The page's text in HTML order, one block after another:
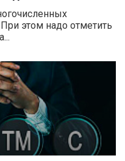
этом надо отметить